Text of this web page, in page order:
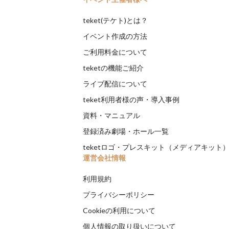
teket(テケト)とは？
イベント作成の方法
ご利用料金について
teketの機能ご紹介
ライブ配信について
teket利用者様の声・導入事例
資料・マニュアル
登録済み劇場・ホール一覧
teketロゴ・プレスキット（メディアキット）
運営会社情報
利用規約
プライバシーポリシー
Cookieの利用について
個人情報の取り扱いについて